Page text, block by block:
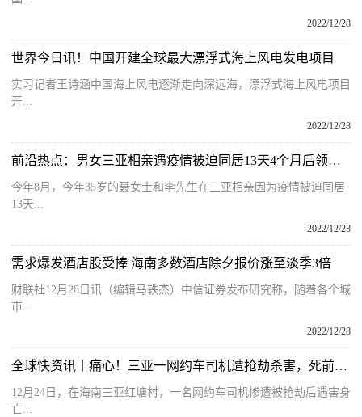
2022/12/28
世界今日讯！中国开建全球最大漂浮式海上风电发电项目
实习记者王诗涵中国海上风电逐渐走向深远海，漂浮式海上风电项目
开...
2022/12/28
前沿热点：男女三亚相亲遇疫情被迫同居13天4个月后领证 当事人：别人领证穿礼服拿鲜花 我们没洗头洗澡就去了
今年8月，今年35岁的聂女士和李先生在三亚相亲因为疫情被迫同居
13天...
2022/12/28
需求爆发酒店股受捧 海南多数酒店除夕报价涨至淡季3倍
财联社12月28日讯（编辑马轶杰）中信证券发布研究称，随着各个城
市...
2022/12/28
全球快资讯丨痛心！三亚一网约车司机遭抢劫杀害，死前曾向村民求救
12月24日，在海南三亚红塘村，一名网约车司机惨遭被抢劫后遇害身
亡...